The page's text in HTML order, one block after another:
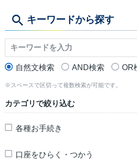
キーワードから探す
自然文検索 AND検索 OR
※スペースで区切って複数検索が可能です。
カテゴリで絞り込む
各種お手続き
口座をひらく・つかう